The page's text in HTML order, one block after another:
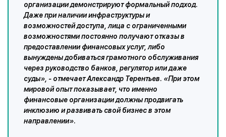
организации демонстрируют формальный подход.
Даже при наличии инфраструктуры и
возможностей доступа, лица с ограниченными
возможностями постоянно получают отказы в
предоставлении финансовых услуг, либо
вынуждены добиваться грамотного обслуживания
через руководство банков, регулятор или даже
суды», - отмечает Александр Терентьев. «При этом
мировой опыт показывает, что именно
финансовые организации должны продвигать
инклюзию и развивать свой бизнес в этом
направлении».